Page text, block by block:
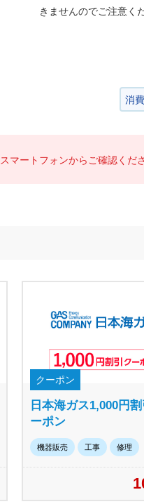
きませんのでご注意く
消
スマートフォンからご確認くだ
クーポン
日本海ガス1,000円割
ーポン
機器販売 工事 修理